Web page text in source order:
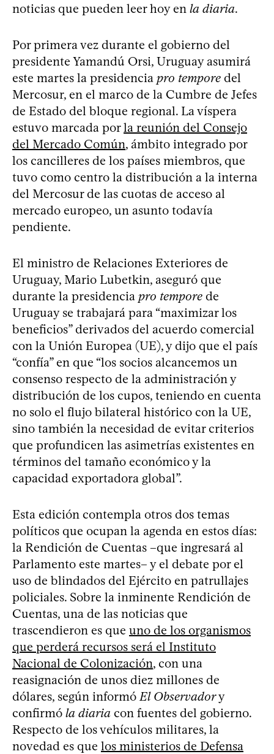
noticias que pueden leer hoy en la diaria.
Por primera vez durante el gobierno del
presidente Yamandú Orsi, Uruguay asumirá
este martes la presidencia pro tempore del
Mercosur, en el marco de la Cumbre de Jefes
de Estado del bloque regional. La víspera
estuvo marcada porla reunión del Consejo
del Mercado Común, ámbito integrado por
los cancilleres de los países miembros, que
tuvo como centro la distribución a la interna
del Mercosur de las cuotas de acceso al
mercado europeo, un asunto todavía
pendiente.
El ministro de Relaciones Exteriores de
Uruguay, Mario Lubetkin, aseguró que
durante la presidencia pro tempore de
Uruguay se trabajará para “maximizar los
beneficios” derivados del acuerdo comercial
con la Unión Europea (UE), y dijo que el país
“confía” en que “los socios alcancemos un
consenso respecto de la administración y
distribución de los cupos, teniendo en cuenta
no solo el flujo bilateral histórico con la UE,
sino también la necesidad de evitar criterios
que profundicen las asimetrías existentes en
términos del tamaño económico y la
capacidad exportadora global”.
Esta edición contempla otros dos temas
políticos que ocupan la agenda en estos días:
la Rendición de Cuentas –que ingresará al
Parlamento este martes– y el debate por el
uso de blindados del Ejército en patrullajes
policiales. Sobre la inminente Rendición de
Cuentas, una de las noticias que
trascendieron es que uno de los organismos
que perderá recursos será el Instituto
Nacional de Colonización, con una
reasignación de unos diez millones de
dólares, según informó El Observadory
confirmó la diaria con fuentes del gobierno.
Respecto de los vehículos militares, la
novedad es que los ministerios de Defensa